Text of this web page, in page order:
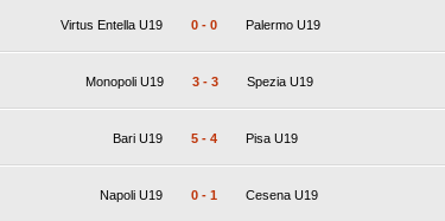
Virtus Entella U19 0 - 0 Palermo U19
Monopoli U19 3 - 3 Spezia U19
Bari U19 5 - 4 Pisa U19
Napoli U19 0 - 1 Cesena U19